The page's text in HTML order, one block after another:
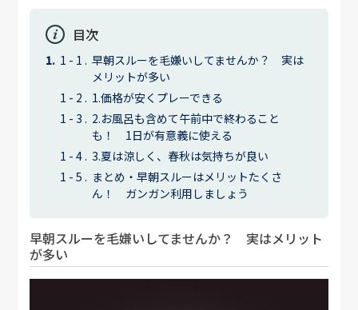
目次
早朝スルーを毛嫌いしてませんか？ 実は
メリットが多い
1.価格が安くプレーできる
2.お風呂も含めて午前中で終わること
も！ 1日が有意義に使える
3.夏は涼しく、春秋は気持ちが良い
まとめ・早朝スルーはメリットたくさ
ん！ ガンガン利用しましょう
早朝スルーを毛嫌いしてませんか？ 実はメリット
が多い